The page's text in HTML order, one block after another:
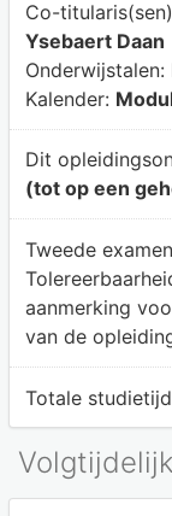
Co-
Ysebaert Daan
Onderwijstalen:
Kalender:
Dit
(tot op een
Tweede
aanmerking
van de
Totale